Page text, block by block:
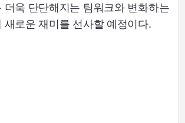
더욱 단단해지는 팀워크와 변화하는
새로운 재미를 선사할 예정이다.